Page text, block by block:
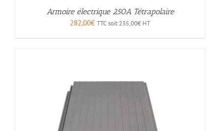
Armoire électrique 250A Tétrapolaire
282,00€ TTC soit 235,00€ HT